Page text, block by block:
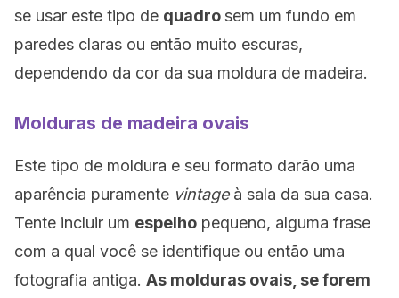
se usar este tipo de quadrosem um fundo em
paredes claras ou então muito escuras,
dependendo da cor da sua moldura de madeira.
Molduras de madeira ovais
Este tipo de moldura e seu formato darão uma
aparência puramente vintageà sala da sua casa.
Tente incluir um espelho pequeno, alguma frase
com a qual você se identifique ou então uma
fotografia antiga. As molduras ovais, se forem